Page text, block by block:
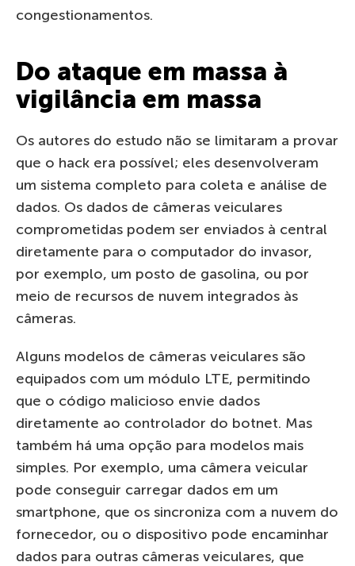
congestionamentos.
Do ataque em massa à
vigilância em massa
Os autores do estudo não se limitaram a provar
que o hack era possível; eles desenvolveram
um sistema completo para coleta e análise de
dados. Os dados de câmeras veiculares
comprometidas podem ser enviados à central
diretamente para o computador do invasor,
por exemplo, um posto de gasolina, ou por
meio de recursos de nuvem integrados às
câmeras.
Alguns modelos de câmeras veiculares são
equipados com um módulo LTE, permitindo
que o código malicioso envie dados
diretamente ao controlador do botnet. Mas
também há uma opção para modelos mais
simples. Por exemplo, uma câmera veicular
pode conseguir carregar dados em um
smartphone, que os sincroniza com a nuvem do
fornecedor, ou o dispositivo pode encaminhar
dados para outras câmeras veiculares, que